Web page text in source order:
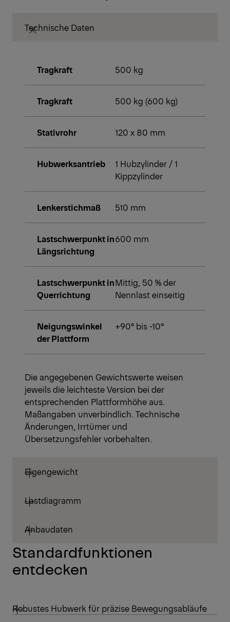
Technische Daten
Tragkraft 500 kg
Tragkraft 500 kg (600 kg)
Stativrohr 120 x 80 mm
Hubwerksantrieb
1 Hubzylinder / 1
Kippzylinder
Lenkerstichmaß 510 mm
Lastschwerpunkt in
Längsrichtung
600 mm
Lastschwerpunkt in
Querrichtung
Mittig, 50 % der
Nennlast einseitig
Neigungswinkel
der Plattform
+90° bis -10°
Die angegebenen Gewichtswerte weisen
jeweils die leichteste Version bei der
entsprechenden Plattformhöhe aus.
Maßangaben unverbindlich. Technische
Änderungen, Irrtümer und
Übersetzungsfehler vorbehalten.
Eigengewicht
Lastdiagramm
Anbaudaten
Standardfunktionen
entdecken
Robustes Hubwerk für präzise Bewegungsabläufe